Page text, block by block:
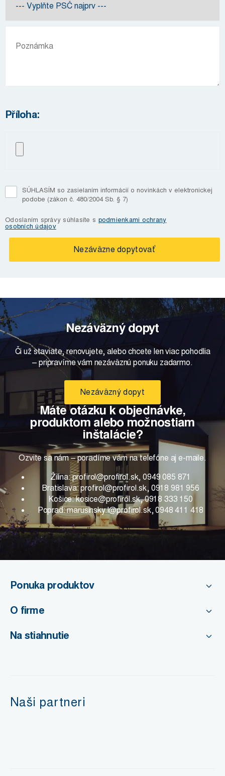
Příloha:
SÚHLASÍM so zasielaním informácií o novinkách v elektronickej
podobe (zákon č. 480/2004 Sb. § 7)
Odoslaním správy súhlasíte s podmienkami ochrany
osobních údajov
Nezáväzný dopyt
Či už staviate, renovujete, alebo chcete len viac pohodlia
– pripravíme vám nezáväznú ponuku zadarmo.
Nezáväzný dopyt
Máte otázku k objednávke,
produktom alebo možnostiam
inštalácie?
Ozvite sa nám – poradíme vám na telefóne aj e-maile.
Žilina: profirol@profirol.sk, 0949 085 871
Bratislava: profirol@profirol.sk, 0918 981 956
Košice: kosice@profirol.sk, 0918 333 150
Poprad: marusinsky.l@profirol.sk, 0948 411 418
Ponuka produktov
O firme
Na stiahnutie
Naši partneri